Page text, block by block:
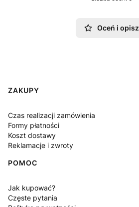
Oceń i opisz
Linki w stopce
ZAKUPY
Czas realizacji zamówienia
Formy płatności
Koszt dostawy
Reklamacje i zwroty
POMOC
Jak kupować?
Częste pytania